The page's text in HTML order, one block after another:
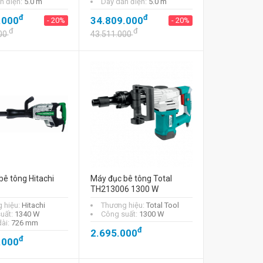
đ - 20%
đ
34.809.000đ - 20%
43.511.000đ
tông Hitachi
hiệu: Hitachi
1340 W
726 mm
đ
Máy đục bê tông Total
TH213006 1300 W
Thương hiệu: Total Tool
Công suất: 1300 W
2.695.000đ